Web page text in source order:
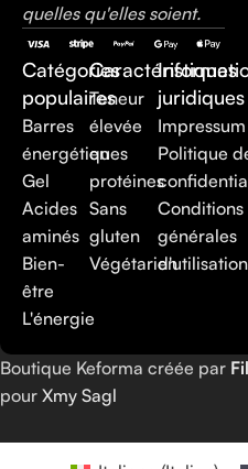
quelles qu'elles soient.
Catégories
populaires
Barres
énergétiques
Gel
Acides
aminés
Bien-
être
L'énergie
Caractéristiques
Teneur
élevée
en
protéines
Sans
gluten
Végétarien
juridiques
Impressum
Politique
Conditions
générales
d'utilisation
Boutique Keforma créée par
pour Xmy Sagl